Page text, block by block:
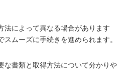
法によって異なる場合があります
ムーズに手続きを進められます。
な書類と取得方法について分かりや